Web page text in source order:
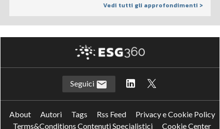
Vedi tutti gli approfondimenti >
Seguici
About Autori Tags Rss Feed
Privacy e Cookie Policy
Terms&Conditions Contenuti Specialistici
Cookie Center